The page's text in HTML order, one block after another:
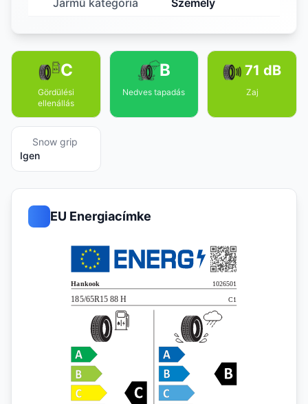
Jármű kategória Személy
C
Gördülési
ellenállás
B
Nedves tapadás
71 dB
Zaj
Snow grip
Igen
EU Energiacímke